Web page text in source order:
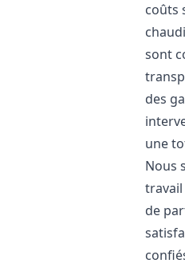
coûts
sont
des
une
Nous
de